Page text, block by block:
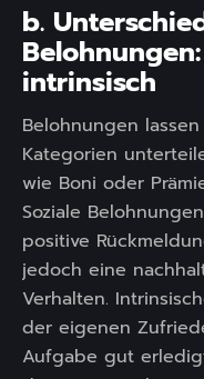
b.
intrinsisch
Belohnungen
Kategorien
wie Boni oder
Soziale
positive
jedoch eine
Verhalten.
der eigenen
Aufgabe gut